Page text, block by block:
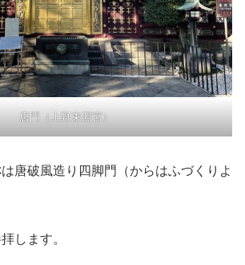
唐門（上野東照宮）
唐破風造り四脚門（からはふづくりよ
します。